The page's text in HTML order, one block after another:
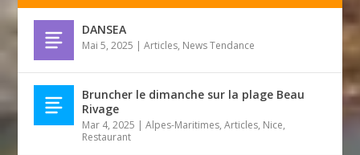
DANSEA
Mai 5, 2025 |Articles, News Tendance
Bruncher le dimanche sur la plage Beau
Rivage
Mar 4, 2025 |Alpes-Maritimes,Articles, Nice,
Restaurant